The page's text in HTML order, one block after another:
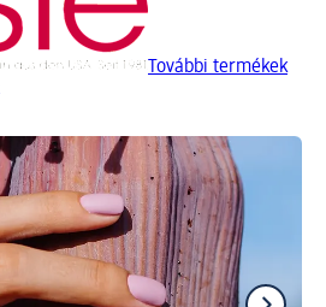
További termékek